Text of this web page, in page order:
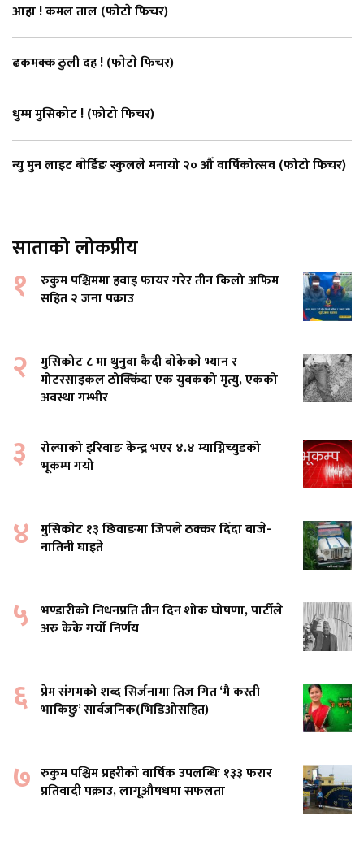
आहा ! कमल ताल (फाेटाे फिचर)
ढकमक्क ठुली दह ! (फाेटाे फिचर)
धुम्म मुसिकोट ! (फोटो फिचर)
न्यु मुन लाइट बाेर्डिङ स्कुलले मनायो २० औँ वार्षिकोत्सव (फोटो फिचर)
साताको लोकप्रीय
१
रुकुम पश्चिममा हवाइ फायर गरेर तीन किलो अफिम
सहित २ जना पक्राउ
२
मुसिकोट ८ मा थुनुवा कैदी बाेकेकाे भ्यान र
मोटरसाइकल ठोक्किँदा एक युवकको मृत्यु, एकको
अवस्था गम्भीर
३
रोल्पाको इरिवाङ केन्द्र भएर ४.४ म्याग्निच्युडको
भूकम्प गयो
४ मुसिकाेट १३ छिवाङमा जिपले ठक्कर दिँदा बाजे-
नातिनी घाइते
५ भण्डारीको निधनप्रति तीन दिन शोक घोषणा, पार्टीले
अरु केके गर्यो निर्णय
६ प्रेम संगमको शब्द सिर्जनामा तिज गित ‘मै कस्ती
भाकिछु’ सार्वजनिक(भिडिओसहित)
७ रुकुम पश्चिम प्रहरीको वार्षिक उपलब्धिः १३३ फरार
प्रतिवादी पक्राउ, लागूऔषधमा सफलता